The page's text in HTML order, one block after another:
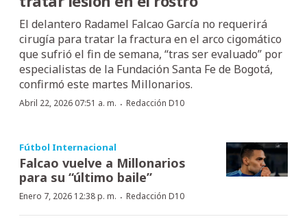
El delantero Radamel Falcao García no requerirá
cirugía para tratar la fractura en el arco cigomático
que sufrió el fin de semana, “tras ser evaluado” por
especialistas de la Fundación Santa Fe de Bogotá,
confirmó este martes Millonarios.
Abril 22, 2026 07:51 a. m. · Redacción D10
Fútbol Internacional
Falcao vuelve a Millonarios
para su “último baile”
Enero 7, 2026 12:38 p. m. · Redacción D10